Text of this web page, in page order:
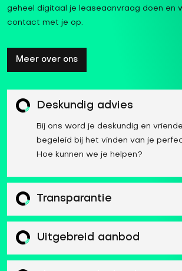
geheel digitaal je leaseaanvraag doen en
contact met je op.
Meer over ons
Deskundig advies
Bij ons word je deskundig en
begeleid bij het vinden van je
Hoe kunnen we je helpen?
Transparantie
Uitgebreid aanbod